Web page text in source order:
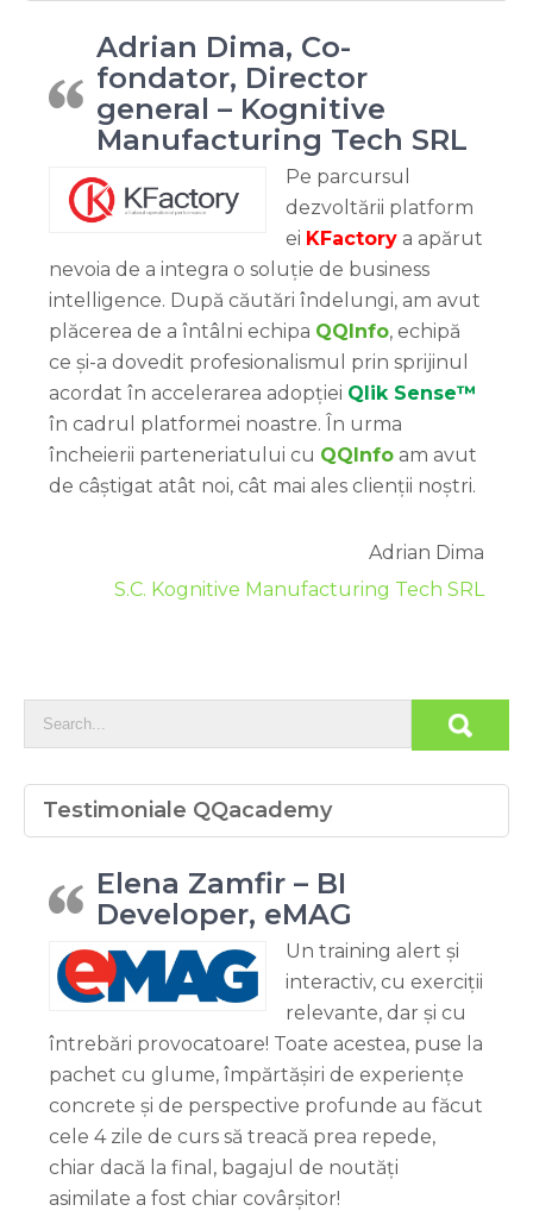
Adrian Dima, Co-
fondator, Director
general – Kognitive
Manufacturing Tech SRL
Pe parcursul
dezvoltării platform
ei KFactory a apărut
nevoia de a integra o soluție de business
intelligence. După căutări îndelungi, am avut
plăcerea de a întâlni echipa QQInfo, echipă
ce și-a dovedit profesionalismul prin sprijinul
acordat în accelerarea adopției Qlik Sense™
în cadrul platformei noastre. În urma
încheierii parteneriatului cu QQInfo am avut
de câștigat atât noi, cât mai ales clienții noștri.
Adrian Dima
S.C. Kognitive Manufacturing Tech SRL
Testimoniale QQacademy
Elena Zamfir – BI
Developer, eMAG
Un training alert și
interactiv, cu exerciții
relevante, dar și cu
întrebări provocatoare! Toate acestea, puse la
pachet cu glume, împărtășiri de experiențe
concrete și de perspective profunde au făcut
cele 4 zile de curs să treacă prea repede,
chiar dacă la final, bagajul de noutăți
asimilate a fost chiar covârșitor!